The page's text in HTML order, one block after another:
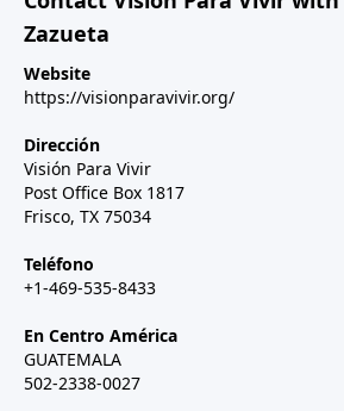
Zazueta
Website
https://visionparavivir.org/
Dirección
Visión Para Vivir
Post Office Box 1817
Frisco, TX 75034
Teléfono
+1-469-535-8433
En Centro América
GUATEMALA
502-2338-0027